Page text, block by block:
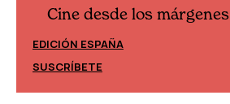
Cine desde los márgenes
EDICIÓN ESPAÑA
SUSCRÍBETE